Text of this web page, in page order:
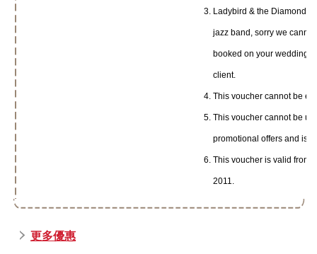
Ladybird & the Diamonds
jazz band, sorry we
booked on your wedding
client.
This voucher cannot be
This voucher cannot be
promotional offers and is
This voucher is valid from
2011.
更多優惠